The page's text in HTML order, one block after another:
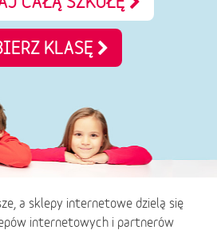
KLASĘ
a sklepy internetowe dzielą się
internetowych i partnerów